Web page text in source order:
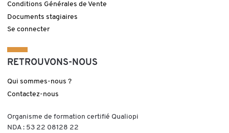
Conditions Générales de Vente
Documents stagiaires
Se connecter
RETROUVONS-NOUS
Qui sommes-nous ?
Contactez-nous
Organisme de formation certifié Qualiopi
NDA : 53 22 08128 22